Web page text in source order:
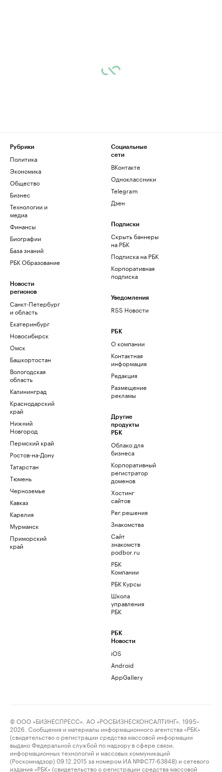
Рубрики
Политика
Экономика
Общество
Бизнес
Технологии и
медиа
Финансы
Биографии
База знаний
РБК Образование
Новости
регионов
Санкт-Петербург
и область
Екатеринбург
Новосибирск
Омск
Башкортостан
Вологодская
область
Калининград
Краснодарский
край
Нижний
Новгород
Пермский край
Ростов-на-Дону
Татарстан
Тюмень
Черноземье
Кавказ
Карелия
Мурманск
Приморский
край
Социальные
сети
ВКонтакте
Одноклассники
Telegram
Дзен
Подписки
Скрыть баннеры
на РБК
Подписка на РБК
Корпоративная
подписка
Уведомления
RSS Новости
РБК
О компании
Контактная
информация
Редакция
Размещение
рекламы
Другие
продукты
РБК
Облако для
бизнеса
Корпоративный
регистратор
доменов
Хостинг
сайтов
Рег.решения
Знакомства
Сайт
знакомств
podbor.ru
РБК
Компании
РБК Курсы
Школа
управления
РБК
РБК
Новости
iOS
Android
AppGallery
© ООО «БИЗНЕСПРЕСС», АО «РОСБИЗНЕСКОНСАЛТИНГ», 1995–
2026. Сообщения и материалы информационного агентства «РБК»
(свидетельство о регистрации средства массовой информации
выдано Федеральной службой по надзору в сфере связи,
информационных технологий и массовых коммуникаций
(Роскомнадзор) 09.12.2015 за номером ИА №ФС77-63848) и сетевого
издания «РБК» (свидетельство о регистрации средства массовой